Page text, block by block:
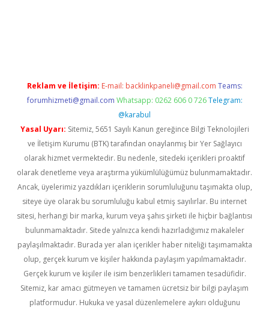
Reklam ve İletişim: E-mail: backlinkpaneli@gmail.com Teams:
forumhizmeti@gmail.com Whatsapp: 0262 606 0 726 Telegram:
@karabul
Yasal Uyarı: Sitemiz, 5651 Sayılı Kanun gereğince Bilgi Teknolojileri
ve İletişim Kurumu (BTK) tarafından onaylanmış bir Yer Sağlayıcı
olarak hizmet vermektedir. Bu nedenle, sitedeki içerikleri proaktif
olarak denetleme veya araştırma yükümlülüğümüz bulunmamaktadır.
Ancak, üyelerimiz yazdıkları içeriklerin sorumluluğunu taşımakta olup,
siteye üye olarak bu sorumluluğu kabul etmiş sayılırlar. Bu internet
sitesi, herhangi bir marka, kurum veya şahıs şirketi ile hiçbir bağlantısı
bulunmamaktadır. Sitede yalnızca kendi hazırladığımız makaleler
paylaşılmaktadır. Burada yer alan içerikler haber niteliği taşımamakta
olup, gerçek kurum ve kişiler hakkında paylaşım yapılmamaktadır.
Gerçek kurum ve kişiler ile isim benzerlikleri tamamen tesadüfidir.
Sitemiz, kar amacı gütmeyen ve tamamen ücretsiz bir bilgi paylaşım
platformudur. Hukuka ve yasal düzenlemelere aykırı olduğunu